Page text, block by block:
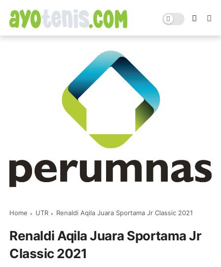
Home UTR Renaldi Aqila Juara Sportama Jr Classic 2021
Renaldi Aqila Juara Sportama Jr
Classic 2021